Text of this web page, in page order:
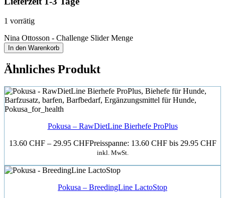
1 vorrätig
Nina Ottosson - Challenge Slider Menge
In den Warenkorb
Ähnliches Produkt
Pokusa – RawDietLine Bierhefe ProPlus
13.60 CHF – 29.95 CHFPreisspanne: 13.60 CHF bis 29.95 CHF
inkl. MwSt.
Pokusa – BreedingLine LactoStop